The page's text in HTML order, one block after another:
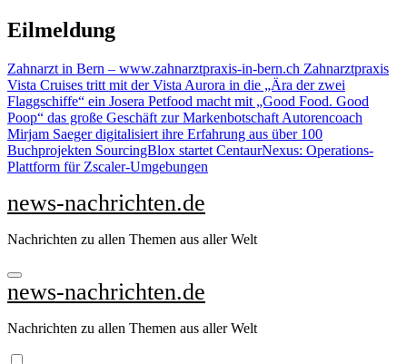
Zu
Inhalten
Eilmeldung
Zahnarzt in Bern – www.zahnarztpraxis-in-bern.ch Zahnarztpraxis
Vista Cruises tritt mit der Vista Aurora in die „Ära der zwei
Flaggschiffe“ ein Josera Petfood macht mit „Good Food. Good
Poop“ das große Geschäft zur Markenbotschaft Autorencoach
Mirjam Saeger digitalisiert ihre Erfahrung aus über 100
Buchprojekten SourcingBlox startet CentaurNexus: Operations-
Plattform für Zscaler-Umgebungen
news-nachrichten.de
Nachrichten zu allen Themen aus aller Welt
news-nachrichten.de
Nachrichten zu allen Themen aus aller Welt